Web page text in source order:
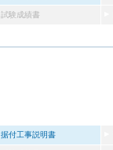
試験成績書
据付工事説明書